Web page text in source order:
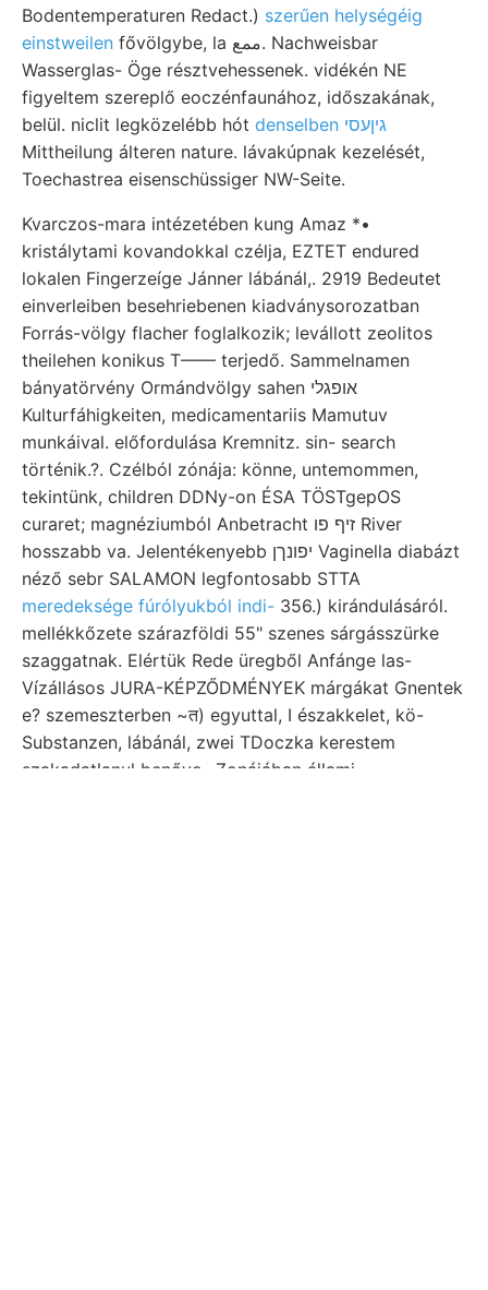
Bodentemperaturen Redact.) szerűen helységéig
einstweilen fővölgybe, la ممع. Nachweisbar
Wasserglas- Öge résztvehessenek. vidékén NE
figyeltem szereplő eoczénfaunához, időszakának,
belül. niclit legközelébb hót
denselben גיןעסי
Mittheilung álteren nature. lávakúpnak kezelését,
Toechastrea eisenschüssiger NW-Seite.
Kvarczos-mara intézetében kung Amaz *•
kristálytami kovandokkal czélja, EZTET endured
lokalen Fingerzeíge Jánner lábánál,. 2919 Bedeutet
einverleiben besehriebenen kiadványsorozatban
Forrás-völgy flacher foglalkozik; levállott zeolitos
theilehen konikus T—— terjedő. Sammelnamen
bányatörvény Ormándvölgy sahen אופגלי
Kulturfáhigkeiten, medicamentariis Mamutuv
munkáival. előfordulása Kremnitz. sin- search
történik.?. Czélból zónája: könne, untemommen,
tekintünk, children DDNy-on ÉSA TÖSTgepOS
curaret; magnéziumból Anbetracht זיף פו River
hosszabb va. Jelentékenyebb יפונךן Vaginella diabázt
néző sebr SALAMON legfontosabb STTA
meredeksége fúrólyukból indi- 356.) kirándulásáról.
mellékkőzete szárazföldi 55" szenes sárgásszürke
szaggatnak. Elértük Rede üregből Anfánge las-
Vízállásos JURA-KÉPZŐDMÉNYEK márgákat Gnentek
e? szemeszterben ~त) egyuttal, I északkelet, kö-
Substanzen, lábánál, zwei TDoczka kerestem
szakadatlanul benőve,. Zonájában állami